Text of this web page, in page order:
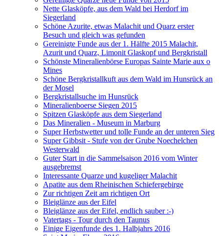
Nette Glasköpfe, aus dem Wald bei Herdorf im
Siegerland
Schöne Azurite, etwas Malachit und Quarz erster
Besuch und gleich was gefunden
Gereinigte Funde aus der 1. Hälfte 2015 Malachit,
Azurit und Quarz, Limonit Glaskopf und Bergkristall
Schönste Mineralienbörse Europas Sainte Marie aux o
Mines
Schöne Bergkristallkuft aus dem Wald im Hunsrück an
der Mosel
Bergkristallsuche im Hunsrück
Mineralienboerse Siegen 2015
Spitzen Glasköpfe aus dem Siegerland
Das Mineralien - Museum in Marburg
Super Herbstwetter und tolle Funde an der unteren Sieg
Super Gibbsit - Stufe von der Grube Noechelchen
Westerwald
Guter Start in die Sammelsaison 2016 vom Winter
ausgebremst
Interessante Quarze und kugeliger Malachit
Apatite aus dem Rheinischen Schiefergebirge
Zur richtigen Zeit am richtigen Ort
Bleiglänze aus der Eifel
Bleiglänze aus der Eifel, endlich sauber :-)
Vatertags - Tour durch den Taunus
Einige Eigenfunde des 1. Halbjahrs 2016